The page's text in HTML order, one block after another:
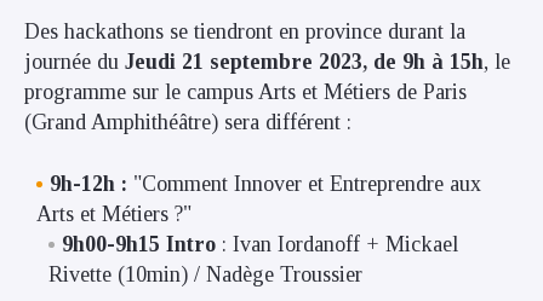
Des hackathons se tiendront en province durant la
journée du Jeudi 21 septembre 2023, de 9h à 15h, le
programme sur le campus Arts et Métiers de Paris
(Grand Amphithéâtre) sera différent :
9h-12h : "Comment Innover et Entreprendre aux
Arts et Métiers ?"
9h00-9h15 Intro : Ivan Iordanoff + Mickael
Rivette (10min) / Nadège Troussier